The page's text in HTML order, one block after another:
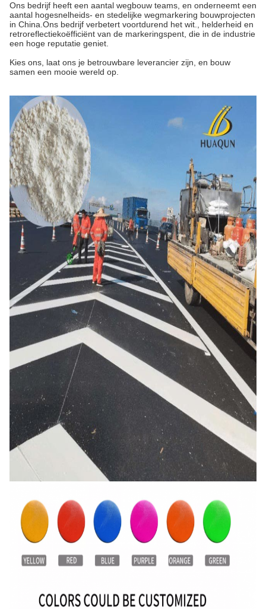
Ons bedrijf heeft een aantal wegbouw teams, en onderneemt een
aantal hogesnelheids- en stedelijke wegmarkering bouwprojecten
in China.Ons bedrijf verbetert voortdurend het wit., helderheid en
retroreflectiekoëfficiënt van de markeringspent, die in de industrie
een hoge reputatie geniet.
Kies ons, laat ons je betrouwbare leverancier zijn, en bouw
samen een mooie wereld op.